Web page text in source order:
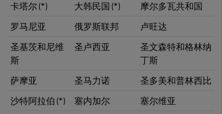
​卡塔尔 (*)
大韩民国 (*)​
​摩尔多瓦共和国
罗马尼亚
俄罗斯联邦
卢旺达
圣基茨和尼维
斯
圣卢西亚
圣文森特和格林纳
丁斯
萨摩亚
圣马力诺
​圣多美和普林西比
沙特阿拉伯 (*)
塞内加尔
塞尔维亚